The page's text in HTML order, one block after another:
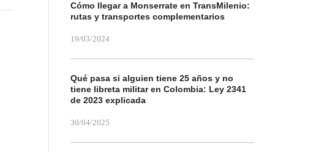
Cómo llegar a Monserrate en TransMilenio:
rutas y transportes complementarios
19/03/2024
Qué pasa si alguien tiene 25 años y no
tiene libreta militar en Colombia: Ley 2341
de 2023 explicada
30/04/2025